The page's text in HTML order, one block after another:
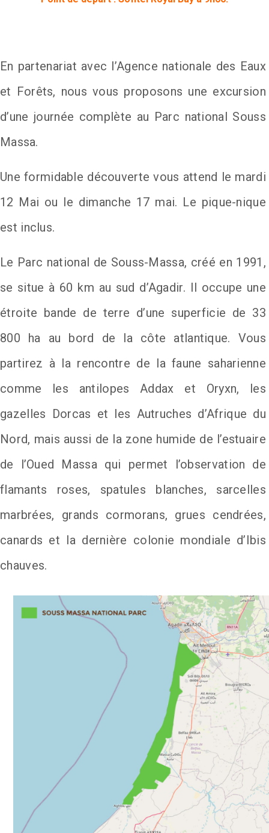
En partenariat avec l’Agence nationale des Eaux
et Forêts, nous vous proposons une excursion
d’une journée complète au Parc national Souss
Massa.
Une formidable découverte vous attend le mardi
12 Mai ou le dimanche 17 mai. Le pique-nique
est inclus.
Le Parc national de Souss-Massa, créé en 1991,
se situe à 60 km au sud d’Agadir. Il occupe une
étroite bande de terre d’une superficie de 33
800 ha au bord de la côte atlantique. Vous
partirez à la rencontre de la faune saharienne
comme les antilopes Addax et Oryxn, les
gazelles Dorcas et les Autruches d’Afrique du
Nord, mais aussi de la zone humide de l’estuaire
de l’Oued Massa qui permet l’observation de
flamants roses, spatules blanches, sarcelles
marbrées, grands cormorans, grues cendrées,
canards et la dernière colonie mondiale d’Ibis
chauves.